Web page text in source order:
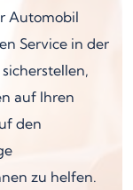
Automobil
Service in der
auf Ihren
den
zu helfen.